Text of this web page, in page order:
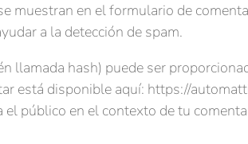
muestran en el formulario de
a la detección de spam.
llamada hash) puede ser
está disponible aquí: https://
público en el contexto de tu